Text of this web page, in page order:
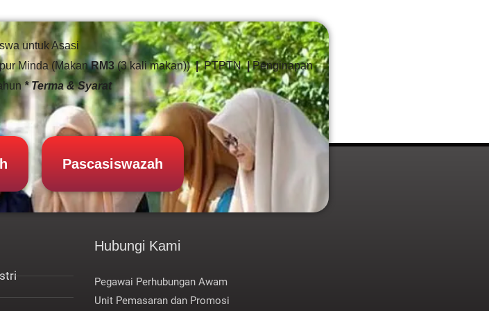
untuk Asasi
Minda (MakanRM3(3 kali makan))|PTPTN| Penginapan
* Terma & Syarat
Pascasiswazah
Hubungi Kami
Pegawai Perhubungan Awam
Unit Pemasaran dan Promosi